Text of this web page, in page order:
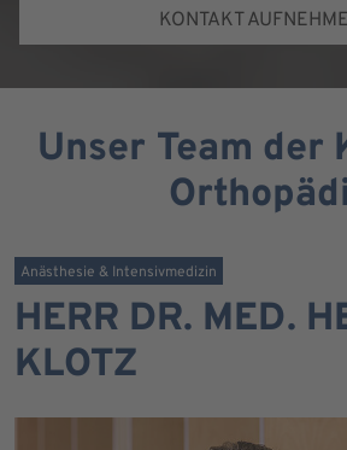
KONTAKT
Unser Team
Anästhesie & Intensivmedizin
HERR DR. MED.
KLOTZ